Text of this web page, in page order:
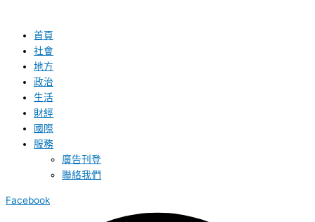
首頁
社會
地方
政治
生活
財經
國際
服務
廣告刊登
聯絡我們
Facebook